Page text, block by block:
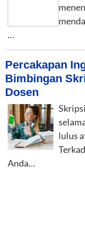
…
Percakapan
Bimbingan
Dosen
lulus
Anda…